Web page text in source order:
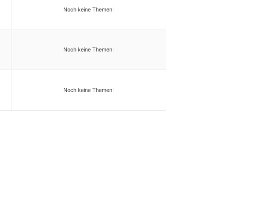
Noch keine Themen!
Noch keine Themen!
Noch keine Themen!